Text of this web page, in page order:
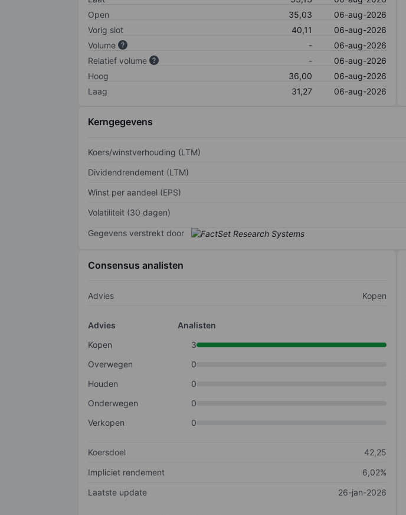
Open
35,03
06-aug-2026
Vorig slot
40,11
06-aug-2026
Volume
-
06-aug-2026
Relatief volume
-
06-aug-2026
Hoog
36,00
06-aug-2026
Laag
31,27 06-aug-2026
Kerngegevens
Koers/winstverhouding (LTM)
Dividendrendement (LTM)
Winst per aandeel (EPS)
Volatiliteit (30 dagen)
Gegevens verstrekt door
Consensus analisten
Advies Kopen
Advies
Analisten
Kopen
3
Overwegen
0
Houden
0
Onderwegen
0
Verkopen
0
Koersdoel
42,25
Impliciet rendement
6,02%
Laatste update
26-jan-2026